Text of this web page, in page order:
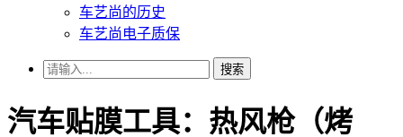
车艺尚的历史
车艺尚电子质保
搜索
汽车贴膜工具：热风枪（烤